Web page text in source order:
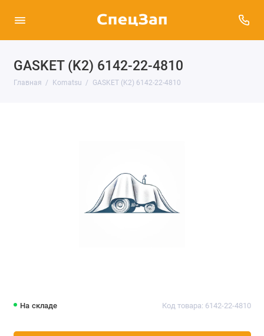
GASKET (K2) 6142-22-4810
Главная Komatsu GASKET (K2) 6142-22-4810
На складе Код товара: 6142-22-4810